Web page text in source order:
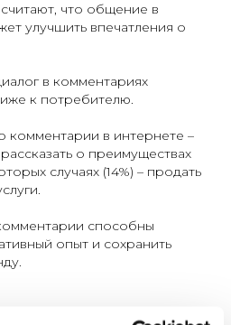
что общение в
улучшить впечатления о
в комментариях
к потребителю.
комментарии в интернете –
о преимуществах
случаях (14%) – продать
способны
опыт и сохранить